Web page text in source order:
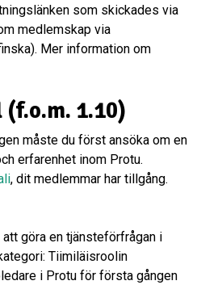
som skickades via
medlemskap via
Mer information om
1.10)
måste du först ansöka om en
erfarenhet inom Protu.
, dit medlemmar har tillgång.
göra en tjänsteförfrågan i
Tiimiläisroolin
i Protu för första gången